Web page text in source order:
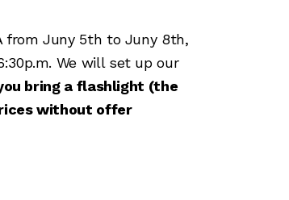
from Juny 5th to Juny 8th,
We will set up our
bring a flashlight (the
without offer